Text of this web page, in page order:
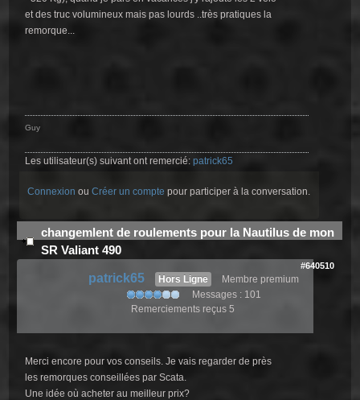
et des truc volumineux mais pas lourds ..très pratiques la
remorque...
Guy
Les utilisateur(s) suivant ont remercié:patrick65
Connexion ouCréer un compte pour participer à la conversation.
changemlent de roulements pour la Nautilus de mon
SR Valiant 490
#640510
patrick65 Hors Ligne
Membre premium
Messages : 101
Remerciements reçus 5
Merci encore pour vos conseils. Je vais regarder de près
les remorques conseillées par Scata.
Une idée où acheter au meilleur prix?